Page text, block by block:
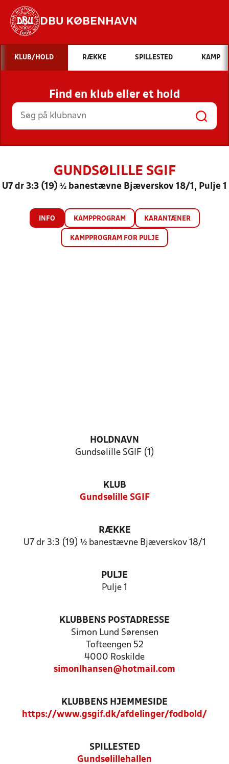
DBU KØBENHAVN
Hvad vil du søge efter?
INDHOLD OG NYHEDER
STILLINGER, RESULTATER, KLUBBER OG
HOLD
KLUB/HOLD RÆKKE SPILLESTED KAMP
Find en klub eller et hold
GUNDSØLILLE SGIF
U7 dr 3:3 (19) ½ banestævne Bjæverskov 18/1, Pulje 1
INFO KAMPPROGRAM KARANTÆNER
KAMPPROGRAM FOR PULJE
HOLDNAVN
Gundsølille SGIF (1)
KLUB
Gundsølille SGIF
RÆKKE
U7 dr 3:3 (19) ½ banestævne Bjæverskov 18/1
PULJE
Pulje 1
KLUBBENS POSTADRESSE
Simon Lund Sørensen
Tofteengen 52
4000 Roskilde
simonlhansen@hotmail.com
KLUBBENS HJEMMESIDE
https://www.gsgif.dk/afdelinger/fodbold/
SPILLESTED
Gundsølillehallen